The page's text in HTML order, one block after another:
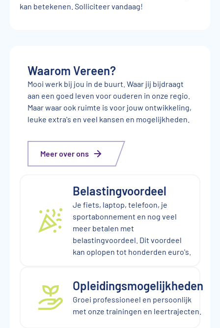
kan betekenen. Solliciteer vandaag!
Waarom Vereen?
Mooi werk bij jou in de buurt. Waar jij bijdraagt
aan een goed leven voor ouderen in onze regio.
Maar waar ook ruimte is voor jouw ontwikkeling,
leuke extra's en veel kansen en mogelijkheden.
Meer over ons
Belastingvoordeel
Je fiets, laptop, telefoon, je
sportabonnement en nog veel
meer betalen met
belastingvoordeel. Dit voordeel
kan oplopen tot honderden euro's.
Opleidingsmogelijkheden
Groei professioneel en persoonlijk
met onze trainingen en leertrajecten.